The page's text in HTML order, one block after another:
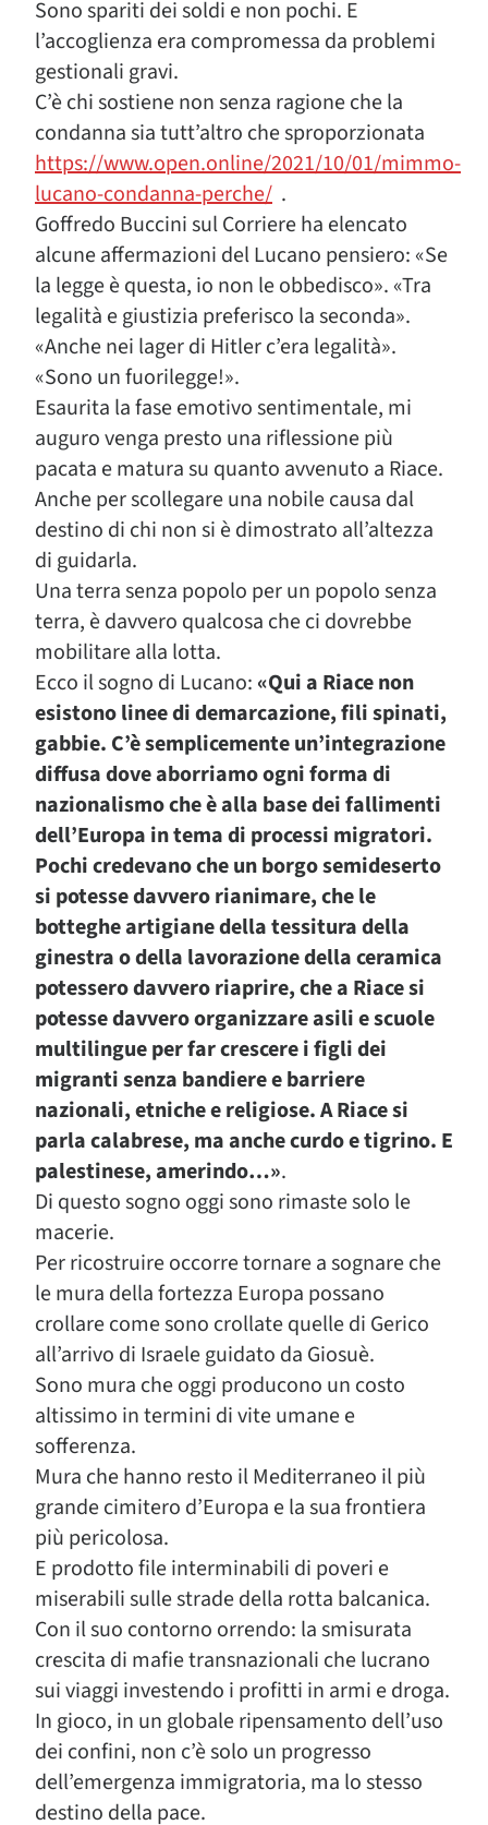
Sono spariti dei soldi e non pochi. E
l’accoglienza era compromessa da problemi
gestionali gravi.
C’è chi sostiene non senza ragione che la
condanna sia tutt’altro che sproporzionata
https://www.open.online/2021/10/01/mimmo-
lucano-condanna-perche/ .
Goffredo Buccini sul Corriere ha elencato
alcune affermazioni del Lucano pensiero: «Se
la legge è questa, io non le obbedisco». «Tra
legalità e giustizia preferisco la seconda».
«Anche nei lager di Hitler c’era legalità».
«Sono un fuorilegge!».
Esaurita la fase emotivo sentimentale, mi
auguro venga presto una riflessione più
pacata e matura su quanto avvenuto a Riace.
Anche per scollegare una nobile causa dal
destino di chi non si è dimostrato all’altezza
di guidarla.
Una terra senza popolo per un popolo senza
terra, è davvero qualcosa che ci dovrebbe
mobilitare alla lotta.
Ecco il sogno di Lucano: «Qui a Riace non
esistono linee di demarcazione, fili spinati,
gabbie. C’è semplicemente un’integrazione
diffusa dove aborriamo ogni forma di
nazionalismo che è alla base dei fallimenti
dell’Europa in tema di processi migratori.
Pochi credevano che un borgo semideserto
si potesse davvero rianimare, che le
botteghe artigiane della tessitura della
ginestra o della lavorazione della ceramica
potessero davvero riaprire, che a Riace si
potesse davvero organizzare asili e scuole
multilingue per far crescere i figli dei
migranti senza bandiere e barriere
nazionali, etniche e religiose. A Riace si
parla calabrese, ma anche curdo e tigrino. E
palestinese, amerindo…».
Di questo sogno oggi sono rimaste solo le
macerie.
Per ricostruire occorre tornare a sognare che
le mura della fortezza Europa possano
crollare come sono crollate quelle di Gerico
all’arrivo di Israele guidato da Giosuè.
Sono mura che oggi producono un costo
altissimo in termini di vite umane e
sofferenza.
Mura che hanno resto il Mediterraneo il più
grande cimitero d’Europa e la sua frontiera
più pericolosa.
E prodotto file interminabili di poveri e
miserabili sulle strade della rotta balcanica.
Con il suo contorno orrendo: la smisurata
crescita di mafie transnazionali che lucrano
sui viaggi investendo i profitti in armi e droga.
In gioco, in un globale ripensamento dell’uso
dei confini, non c’è solo un progresso
dell’emergenza immigratoria, ma lo stesso
destino della pace.